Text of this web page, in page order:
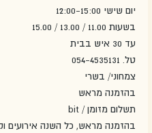
יום שישי 12:00-15:00
בשעות 11.00 / 13.00 / 15.00
עד 30 איש בבית
טל. 054-4535131
צמחוני/ בשרי
בהזמנה מראש
תשלום מזומן / bit
בהזמנה מראש, כל השנה אירועים